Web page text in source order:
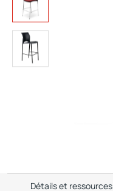
Détails et ressources